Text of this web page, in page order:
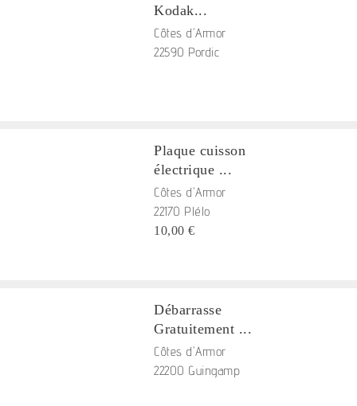
Kodak...
Côtes d'Armor
22590 Pordic
Plaque cuisson
électrique ...
Côtes d'Armor
22170 Plélo
10,00 €
Débarrasse
Gratuitement ...
Côtes d'Armor
22200 Guingamp